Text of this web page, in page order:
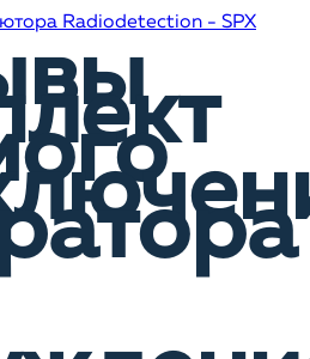
Radiodetection - SPX